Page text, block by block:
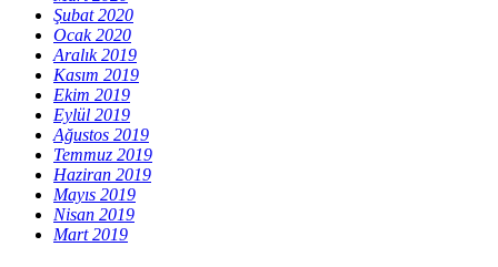
Şubat 2020
Ocak 2020
Aralık 2019
Kasım 2019
Ekim 2019
Eylül 2019
Ağustos 2019
Temmuz 2019
Haziran 2019
Mayıs 2019
Nisan 2019
Mart 2019